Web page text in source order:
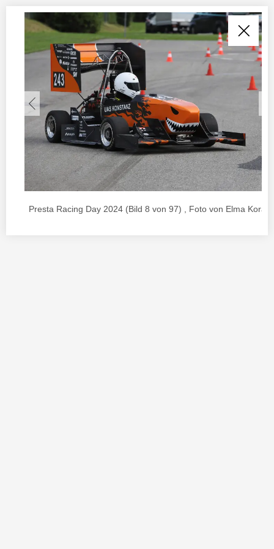
Presta Racing Day 2024 (Bild 8 von 97) , Foto von Elma Korac